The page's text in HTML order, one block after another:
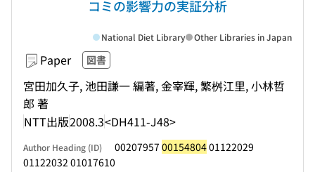
コミの影響力の実証分析
Paper 図書
宮田加久子, 池田謙一 編著, 金宰輝, 繁桝江里, 小林哲
郎 著
NTT出版2008.3<DH411-J48>
National Diet Library Other Libraries in Japan
Author Heading (ID) 00207957 0015480401122029
01122032 01017610